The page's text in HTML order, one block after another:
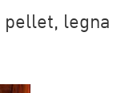
pellet, legna